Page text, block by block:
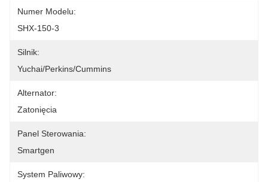
Numer Modelu:
SHX-150-3
Silnik:
Yuchai/Perkins/Cummins
Alternator:
Zatonięcia
Panel Sterowania:
Smartgen
System Paliwowy: